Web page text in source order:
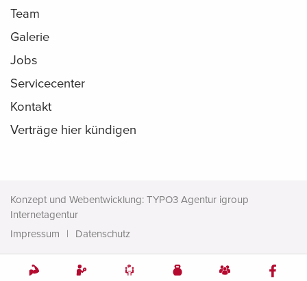
Team
Galerie
Jobs
Servicecenter
Kontakt
Verträge hier kündigen
Konzept und Webentwicklung: TYPO3 Agentur igroup
Internetagentur
Impressum
Datenschutz